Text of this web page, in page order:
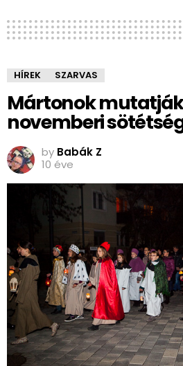
HÍREK SZARVAS
Mártonok
novemberi
by Babák Z
10 éve